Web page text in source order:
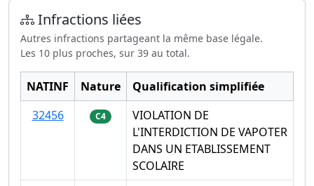
Infractions liées
Autres infractions partageant la même base légale.
Les 10 plus proches, sur 39 au total.
NATINF Nature
Qualification simplifiée
32456
C4
VIOLATION DE
L'INTERDICTION DE VAPOTER
DANS UN ETABLISSEMENT
SCOLAIRE